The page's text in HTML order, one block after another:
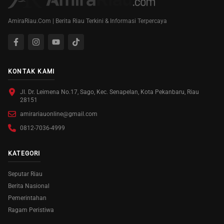
AmiraRiau.Com | Berita Riau Terkini & Informasi Terpercaya
KONTAK KAMI
Jl. Dr. Leimena No.17, Sago, Kec. Senapelan, Kota Pekanbaru, Riau
28151
amirariauonline@gmail.com
0812-7036-4999
KATEGORI
Seputar Riau
Berita Nasional
Pemerintahan
Ragam Peristiwa